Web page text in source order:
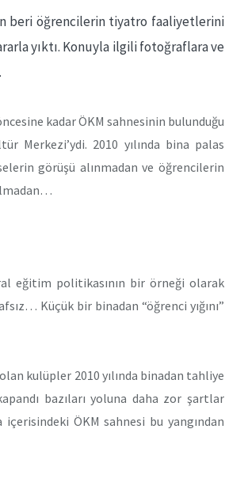
beri öğrencilerin tiyatro faaliyetlerini
yıktı. Konuyla ilgili fotoğraflara ve
kadar ÖKM sahnesinin bulunduğu
Merkezi’ydi. 2010 yılında bina palas
görüşü alınmadan ve öğrencilerin
eğitim politikasının bir örneği olarak
Küçük bir binadan “öğrenci yığını”
kulüpler 2010 yılında binadan tahliye
bazıları yoluna daha zor şartlar
ÖKM sahnesi bu yangından